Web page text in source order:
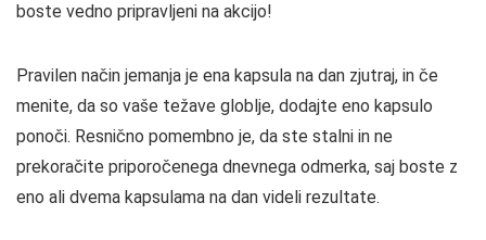
boste vedno pripravljeni na akcijo!
Pravilen način jemanja je ena kapsula na dan zjutraj, in če
menite, da so vaše težave globlje, dodajte eno kapsulo
ponoči. Resnično pomembno je, da ste stalni in ne
prekoračite priporočenega dnevnega odmerka, saj boste z
eno ali dvema kapsulama na dan videli rezultate.